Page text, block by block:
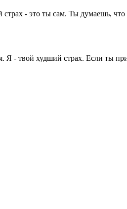
- это ты сам. Ты думаешь,
- твой худший страх. Если ты